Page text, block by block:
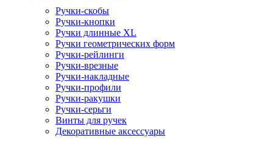
Ручки-скобы
Ручки-кнопки
Ручки длинные XL
Ручки геометрических форм
Ручки-рейлинги
Ручки-врезные
Ручки-накладные
Ручки-профили
Ручки-ракушки
Ручки-серьги
Винты для ручек
Декоративные аксессуары